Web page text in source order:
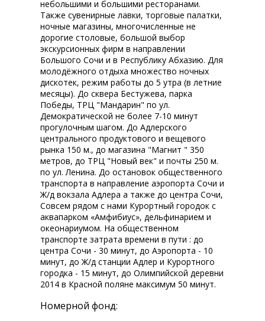
небольшими и большими ресторанами.
Также сувенирные лавки, торговые палатки,
ночные магазины, многочисленные не
дорогие столовые, большой выбор
экскурсионных фирм в направлении
Большого Сочи и в Республику Абхазию. Для
молодёжного отдыха множество ночных
дискотек, режим работы до 5 утра (в летние
месяцы). До сквера Бестужева, парка
Победы, ТРЦ "Мандарин" по ул.
Демократической не более 7-10 минут
прогулочным шагом. До Адлерского
центрального продуктового и вещевого
рынка 150 м., до магазина "Магнит " 350
метров, до ТРЦ "Новый век" и почты 250 м.
по ул. Ленина. До остановок общественного
транспорта в направление аэропорта Сочи и
Ж/д вокзала Адлера а также до центра Сочи,
Совсем рядом с нами Курортный городок с
аквапарком «Амфибиус», дельфинарием и
океонариумом. На общественном
транспорте затрата времени в пути : до
центра Сочи - 30 минут, до Аэропорта - 10
минут, до Ж/д станции Адлер и Курортного
городка - 15 минут, до Олимпийской деревни
2014 в Красной поляне максимум 50 минут.
Номерной фонд: